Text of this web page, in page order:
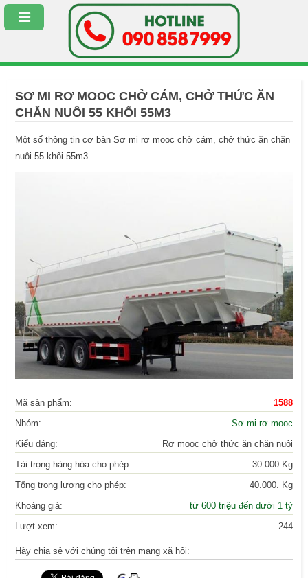
SƠ MI RƠ MOOC CHỞ CÁM, CHỞ THỨC ĂN
CHĂN NUÔI 55 KHỐI 55M3
Một số thông tin cơ bản Sơ mi rơ mooc chở cám, chở thức ăn chăn
nuôi 55 khối 55m3
Mã sản phẩm:
1588
Nhóm:
Sơ mi rơ mooc
Kiểu dáng:
Rơ mooc chở thức ăn chăn nuôi
Tải trọng hàng hóa cho phép:
30.000 Kg
Tổng trọng lượng cho phép:
40.000. Kg
Khoảng giá:
từ 600 triệu đến dưới 1 tỷ
Lượt xem:
244
Hãy chia sẻ với chúng tôi trên mạng xã hội: